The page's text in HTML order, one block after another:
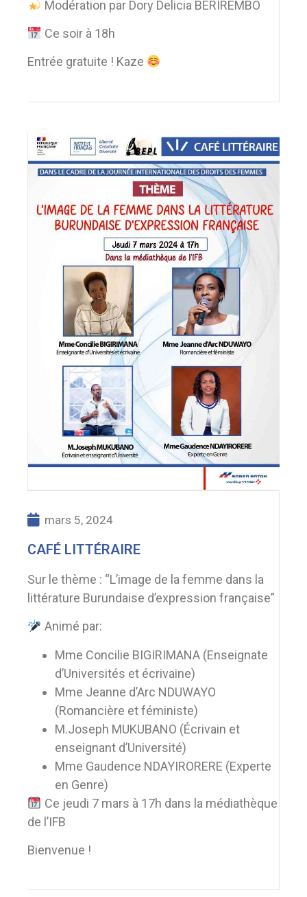
Modération par Dory Delicia BERIREMBO
Ce soir à 18h
Entrée gratuite ! Kaze
mars 5, 2024
CAFÉ LITTÉRAIRE
Sur le thème : “L’image de la femme dans la
littérature Burundaise d’expression française”
Animé par:
Mme Concilie BIGIRIMANA (Enseignate
d’Universités et écrivaine)
Mme Jeanne d’Arc NDUWAYO
(Romancière et féministe)
M.Joseph MUKUBANO (Écrivain et
enseignant d’Université)
Mme Gaudence NDAYIRORERE (Experte
en Genre)
Ce jeudi 7 mars à 17h dans la médiathèque
de l’IFB
Bienvenue !